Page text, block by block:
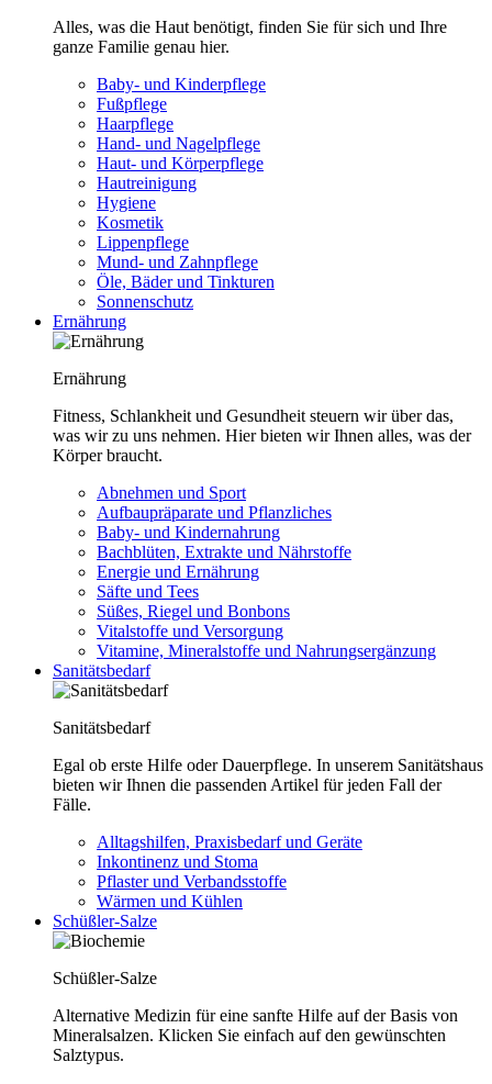
Alles, was die Haut benötigt, finden Sie für sich und Ihre
ganze Familie genau hier.
Baby- und Kinderpflege
Fußpflege
Haarpflege
Hand- und Nagelpflege
Haut- und Körperpflege
Hautreinigung
Hygiene
Kosmetik
Lippenpflege
Mund- und Zahnpflege
Öle, Bäder und Tinkturen
Sonnenschutz
Ernährung
Ernährung
Fitness, Schlankheit und Gesundheit steuern wir über das,
was wir zu uns nehmen. Hier bieten wir Ihnen alles, was der
Körper braucht.
Abnehmen und Sport
Aufbaupräparate und Pflanzliches
Baby- und Kindernahrung
Bachblüten, Extrakte und Nährstoffe
Energie und Ernährung
Säfte und Tees
Süßes, Riegel und Bonbons
Vitalstoffe und Versorgung
Vitamine, Mineralstoffe und Nahrungsergänzung
Sanitätsbedarf
Sanitätsbedarf
Egal ob erste Hilfe oder Dauerpflege. In unserem Sanitätshaus
bieten wir Ihnen die passenden Artikel für jeden Fall der
Fälle.
Alltagshilfen, Praxisbedarf und Geräte
Inkontinenz und Stoma
Pflaster und Verbandsstoffe
Wärmen und Kühlen
Schüßler-Salze
Schüßler-Salze
Alternative Medizin für eine sanfte Hilfe auf der Basis von
Mineralsalzen. Klicken Sie einfach auf den gewünschten
Salztypus.